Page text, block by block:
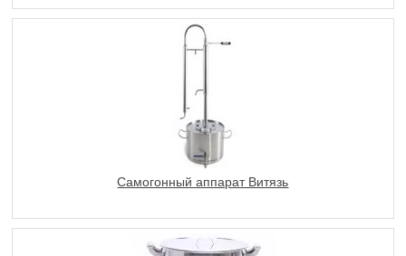
Самогонный аппарат Витязь